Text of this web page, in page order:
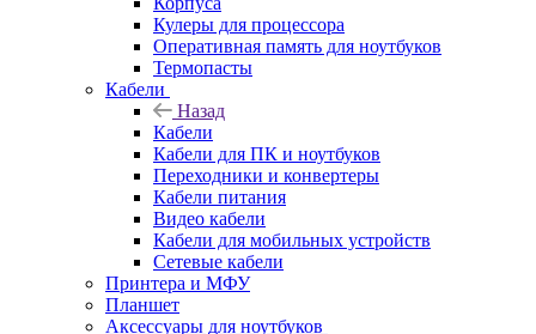
Кулеры для процессора
Оперативная память для ноутбуков
Термопасты
Кабели
Назад
Кабели
Кабели для ПК и ноутбуков
Переходники и конвертеры
Кабели питания
Видео кабели
Кабели для мобильных устройств
Сетевые кабели
Принтера и МФУ
Планшет
Аксессуары для ноутбуков